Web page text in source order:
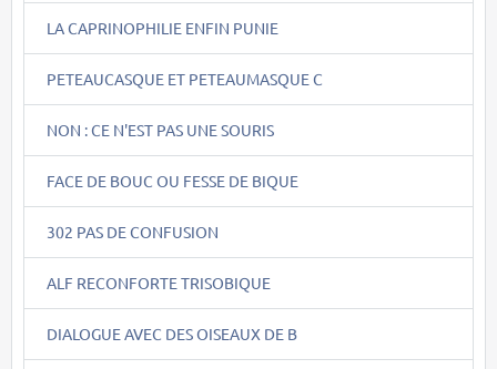
LA CAPRINOPHILIE ENFIN PUNIE
PETEAUCASQUE ET PETEAUMASQUE C
NON : CE N'EST PAS UNE SOURIS
FACE DE BOUC OU FESSE DE BIQUE
302 PAS DE CONFUSION
ALF RECONFORTE TRISOBIQUE
DIALOGUE AVEC DES OISEAUX DE B